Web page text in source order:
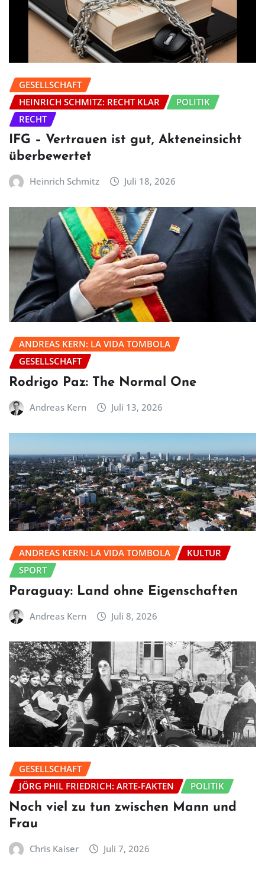
GESELLSCHAFT
HEINRICH SCHMITZ: RECHT KLAR
POLITIK
RECHT
IFG – Vertrauen ist gut, Akteneinsicht
überbewertet
Heinrich Schmitz Juli 18, 2026
ANDREAS KERN: LA VIDA TOMBOLA
GESELLSCHAFT
Rodrigo Paz: The Normal One
Andreas Kern Juli 13, 2026
ANDREAS KERN: LA VIDA TOMBOLA
KULTUR
SPORT
Paraguay: Land ohne Eigenschaften
Andreas Kern Juli 8, 2026
GESELLSCHAFT
JÖRG PHIL FRIEDRICH: ARTE-FAKTEN
POLITIK
Noch viel zu tun zwischen Mann und
Frau
Chris Kaiser Juli 7, 2026